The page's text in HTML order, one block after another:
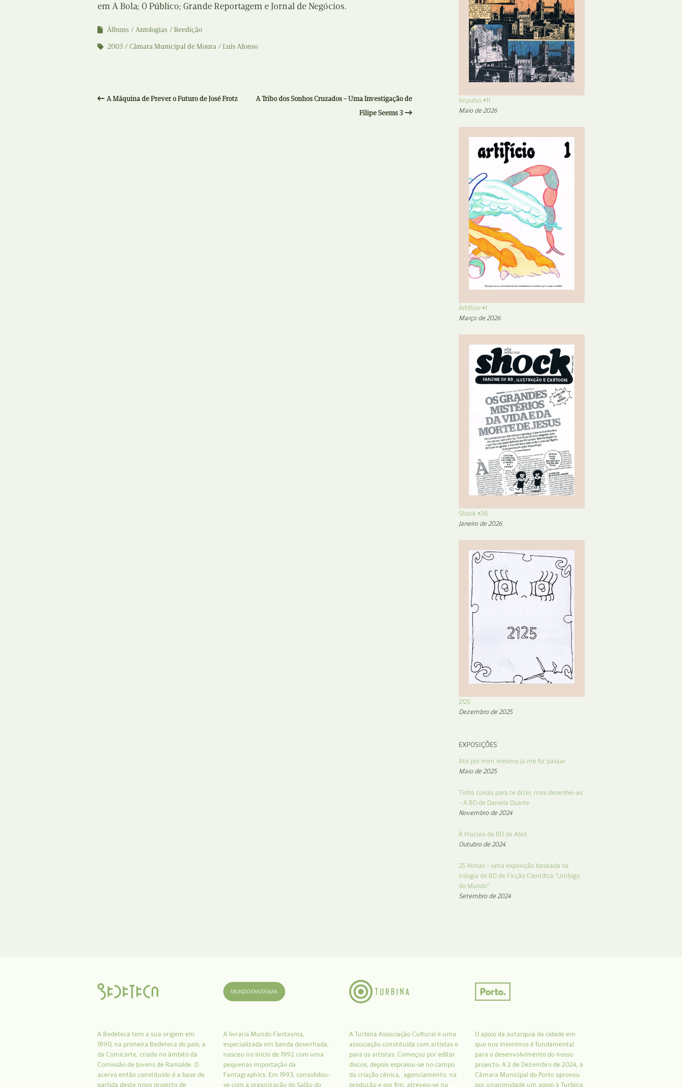
Rubricas
em A Bola; O Público; Grande Reportagem e Jornal de Negócios.
Álbuns Antologias
Reedição
2003
Câmara Municipal de Moura Luís Afonso
A Máquina de Prever o Futuro de José Frotz
A Tribo dos Sonhos Cruzados – Uma Investigação de
Filipe Seems 3
Impulso #11
Maio de 2026
Artifício #1
Março de 2026
Shock #36
Janeiro de 2026
2125
Dezembro de 2025
EXPOSIÇÕES
Até por mim mesmo já me fiz passar
Maio de 2025
Tinha coisas para te dizer, mas desenhei-as
– A BD de Daniela Duarte
Novembro de 2024
À Procura da BD de Abril
Outubro de 2024
25 Almas – uma exposição baseada na
trilogia de BD de Ficção Científica “Umbigo
do Mundo”
Setembro de 2024
A Bedeteca tem a sua origem em
1990, na primeira Bedeteca do país, a
da Comicarte, criada no âmbito da
Comissão de Jovens de Ramalde. O
acervo então constituído é a base de
partida deste novo projecto de
A livraria Mundo Fantasma,
especializada em banda desenhada,
nasceu no início de 1992 com uma
pequenas importação da
Fantagraphics. Em 1993, consolidou-
se com a organização do Salão do
A Turbina Associação Cultural é uma
associação constituída com artistas e
para os artistas. Começou por editar
discos, depois espraiou-se no campo
da criação cénica, agenciamento, na
produção e por fim, atreveu-se na
O apoio da autarquia da cidade em
que nos inserimos é fundamental
para o desenvolvimento do nosso
projecto: A 2 de Dezembro de 2024, a
Câmara Municipal do Porto aprovou
por unanimidade um apoio à Turbina